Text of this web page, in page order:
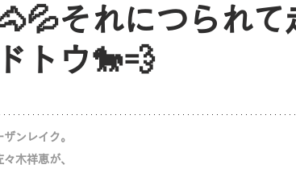
Movie New Long Hit
それにつられて
トウ🐎💨
ンレイク。
木祥恵が、